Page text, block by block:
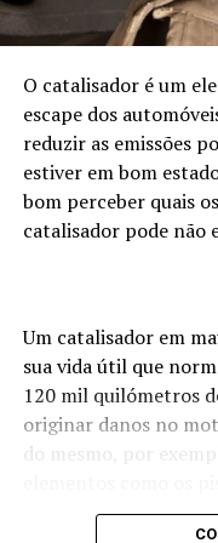
exemplo. Nestas
diagnóstico veja se
combustível e veja
Cor Azul
Se o fumo
que sai do
tubo de
então muito
provavelmente o
ter a ver com
consequências
O catalisador é um
escape dos
reduzir as emissões
estiver em bom
bom perceber quais
catalisador pode não
Um catalisador em
sua vida útil que
120 mil quilómetros
originar danos no
do mesmo, por
Como tal é